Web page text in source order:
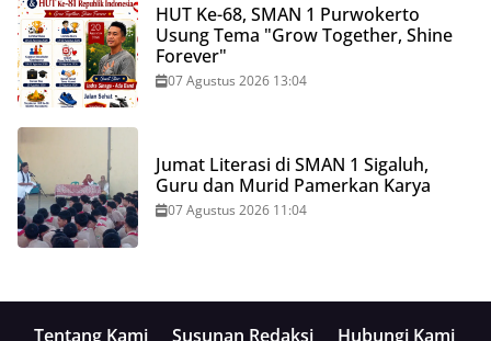
HUT Ke-68, SMAN 1 Purwokerto
Usung Tema "Grow Together, Shine
Forever"
07 Agustus 2026 13:04
Jumat Literasi di SMAN 1 Sigaluh,
Guru dan Murid Pamerkan Karya
07 Agustus 2026 11:04
Tentang Kami Susunan Redaksi Hubungi Kami